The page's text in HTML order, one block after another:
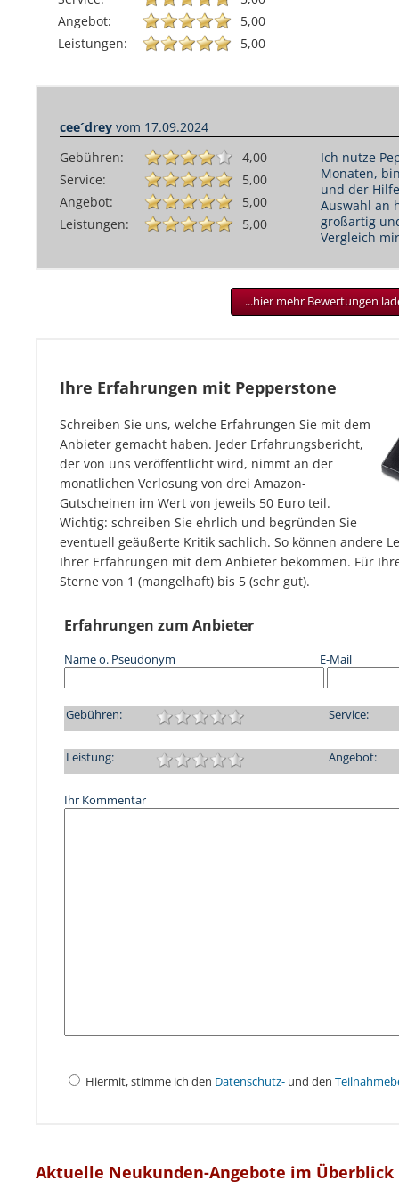
Angebot:
5,00
Leistungen:
5,00
cee´drey vom 17.09.2024
Gebühren:
4,00
Service:
5,00
Angebot:
5,00
Leistungen:
5,00
Ich nutze
Monaten,
und der
Auswahl an
großartig
Vergleich
...hier mehr Bewertungen
Ihre Erfahrungen mit Pepperstone
Schreiben Sie uns, welche Erfahrungen Sie mit dem
Anbieter gemacht haben. Jeder Erfahrungsbericht,
der von uns veröffentlicht wird, nimmt an der
monatlichen Verlosung von drei Amazon-
Gutscheinen im Wert von jeweils 50 Euro teil.
Wichtig: schreiben Sie ehrlich und begründen Sie
eventuell geäußerte Kritik sachlich. So können andere
Ihrer Erfahrungen mit dem Anbieter bekommen. Für
Sterne von 1 (mangelhaft) bis 5 (sehr gut).
Erfahrungen zum Anbieter
Name o. Pseudonym E-Mail
Gebühren: Service:
Leistung: Angebot:
Ihr Kommentar
Hiermit, stimme ich den Datenschutz- und den
Aktuelle Neukunden-Angebote im Überblick